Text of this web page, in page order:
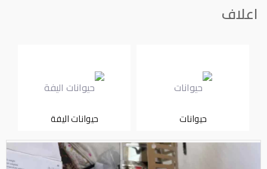
اعلاف
حيوانات حيوانات اليفة